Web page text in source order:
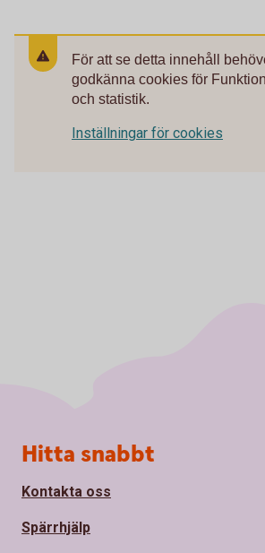
För att se detta innehåll
godkänna cookies för
och statistik.
Inställningar för cookies
Sidfot
Hitta snabbt
Kontakta oss
Spärrhjälp